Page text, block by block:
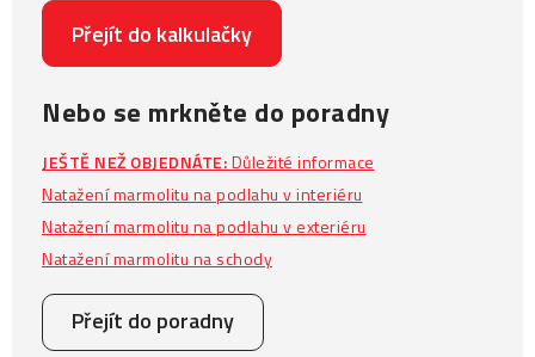
Přejít do kalkulačky
Nebo se mrkněte do poradny
JEŠTĚ NEŽ OBJEDNÁTE:Důležité informace
Natažení marmolitu na podlahu v interiéru
Natažení marmolitu na podlahu v exteriéru
Natažení marmolitu na schody
Přejít do poradny